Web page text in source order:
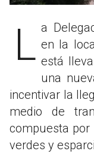
La
en la
está
una
incentivar la
medio de
compuesta por
verdes y